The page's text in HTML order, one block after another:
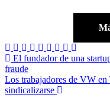
Navegación
de
entradas
El fundador de una
fraude
Los trabajadores de VW en
sindicalizarse